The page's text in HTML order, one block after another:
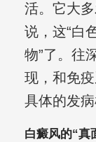
活。它大
说，这“白
物”了。往
现，和免
具体的发
白癜风的“真